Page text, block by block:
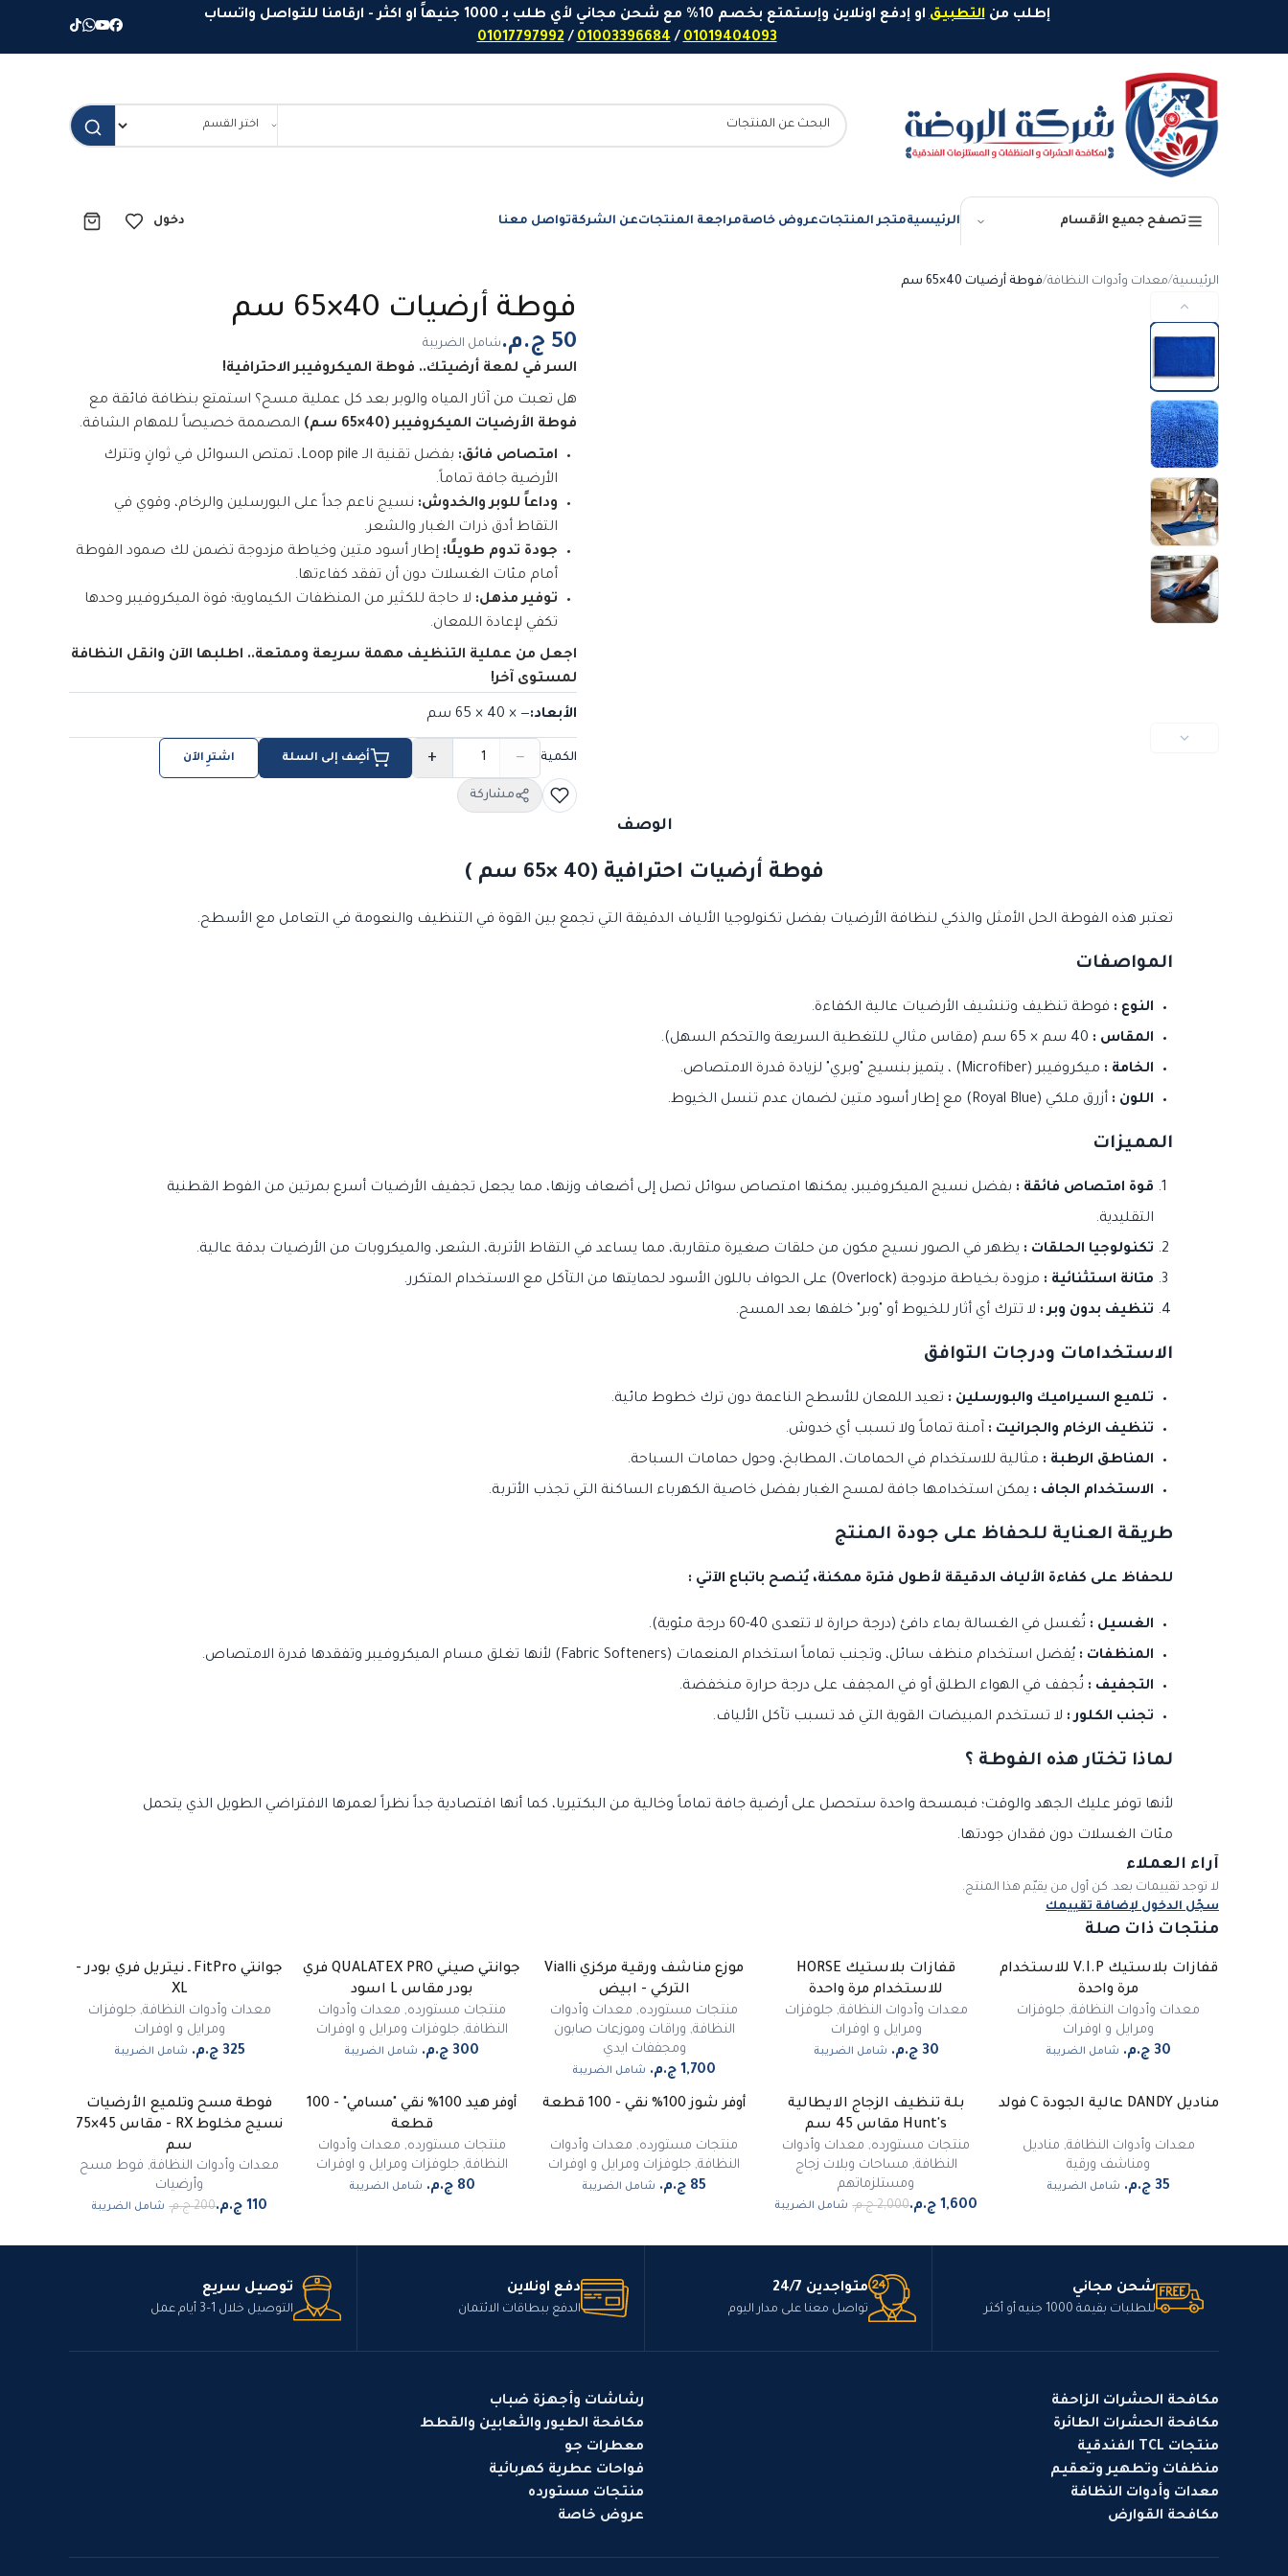
إطلب منالتطبيق او إدفع اونلاين وإستمتع بخصم 10% مع شحن مجاني لأي طلب بـ 1000 جنيهاً او اكثر - ارقامنا للتواصل واتساب
01019404093
/
01003396684
/
01017797992
تصفح جميع الأقسام الرئيسيةمتجر المنتجاتعروض خاصةمراجعة المنتجاتعن الشركةتواصل معنا دخول
الرئيسية/معدات وأدوات النظافة/فوطة أرضيات 40×65 سم
فوطة أرضيات 40×65 سم
شامل الضريبة
السر في لمعة أرضيتك.. فوطة الميكروفيبر الاحترافية!
هل تعبت من آثار المياه والوبر بعد كل عملية مسح؟ استمتع بنظافة فائقة مع
فوطة الأرضيات الميكروفيبر (40×65 سم)
المصممة خصيصاً للمهام الشاقة.
امتصاص فائق:
بفضل تقنية الـ Loop pile، تمتص السوائل في ثوانٍ وتترك
الأرضية جافة تماماً.
وداعاً للوبر والخدوش: نسيج ناعم جداً على البورسلين والرخام، وقوي في
التقاط أدق ذرات الغبار والشعر.
جودة تدوم طويلًا: إطار أسود متين وخياطة مزدوجة تضمن لك صمود الفوطة
أمام مئات الغسلات دون أن تفقد كفاءتها.
توفير مذهل: لا حاجة للكثير من المنظفات الكيماوية؛ قوة الميكروفيبر وحدها
تكفي لإعادة اللمعان.
اجعل من عملية التنظيف مهمة سريعة وممتعة.. اطلبها الآن وانقل النظافة
لمستوى آخر!
الأبعاد:
— × 40 × 65 سم
الكمية −
+ أضِف إلى السلة اشترِ الآن
مشاركة
الوصف
فوطة أرضيات احترافية (40 ×65 سم )
تعتبر هذه الفوطة الحل الأمثل والذكي لنظافة الأرضيات بفضل تكنولوجيا الألياف الدقيقة التي تجمع بين القوة في التنظيف والنعومة في التعامل مع الأسطح.
المواصفات
النوع : فوطة تنظيف وتنشيف الأرضيات عالية الكفاءة.
المقاس :
الخامة : ميكروفيبر (Microfiber) ، يتميز بنسيج "وبري" لزيادة قدرة الامتصاص.
اللون : أزرق ملكي (Royal Blue) مع إطار أسود متين لضمان عدم تنسل الخيوط.
المميزات
قوة امتصاص فائقة : بفضل نسيج الميكروفيبر، يمكنها امتصاص سوائل تصل إلى أضعاف وزنها، مما يجعل تجفيف الأرضيات أسرع بمرتين من الفوط القطنية
التقليدية.
تكنولوجيا الحلقات : يظهر في الصور نسيج مكون من حلقات صغيرة متقاربة، مما يساعد في التقاط الأتربة، الشعر، والميكروبات من الأرضيات بدقة عالية.
متانة استثنائية : مزودة بخياطة مزدوجة (Overlock) على الحواف باللون الأسود لحمايتها من التآكل مع الاستخدام المتكرر.
تنظيف بدون وبر : لا تترك أي أثار للخيوط أو "وبر" خلفها بعد المسح.
الاستخدامات ودرجات التوافق
تلميع السيراميك والبورسلين : تعيد اللمعان للأسطح الناعمة دون ترك خطوط مائية.
تنظيف الرخام والجرانيت : آمنة تماماً ولا تسبب أي خدوش.
المناطق الرطبة : مثالية للاستخدام في الحمامات، المطابخ، وحول حمامات السباحة.
الاستخدام الجاف : يمكن استخدامها جافة لمسح الغبار بفضل خاصية الكهرباء الساكنة التي تجذب الأتربة.
طريقة العناية للحفاظ على جودة المنتج
للحفاظ على كفاءة الألياف الدقيقة لأطول فترة ممكنة، يُنصح باتباع الآتي :
الغسيل : تُغسل في الغسالة بماء دافئ (درجة حرارة لا تتعدى 40-60 درجة مئوية).
المنظفات : يُفضل استخدام منظف سائل، وتجنب تماماً استخدام المنعمات (Fabric Softeners) لأنها تغلق مسام الميكروفيبر وتفقدها قدرة الامتصاص.
التجفيف : تُجفف في الهواء الطلق أو في المجفف على درجة حرارة منخفضة.
تجنب الكلور : لا تستخدم المبيضات القوية التي قد تسبب تآكل الألياف.
لماذا تختار هذه الفوطة ؟
لأنها توفر عليك الجهد والوقت؛ فبمسحة واحدة ستحصل على أرضية جافة تماماً وخالية من البكتيريا، كما أنها اقتصادية جداً نظراً لعمرها الافتراضي الطويل الذي يتحمل
مئات الغسلات دون فقدان جودتها.
آراء العملاء
لا توجد تقييمات بعد. كن أول من يقيّم هذا المنتج.
سجّل الدخول لإضافة تقييمك
منتجات ذات صلة
قفازات بلاستيك V.I.P للاستخدام
مرة واحدة
معدات وأدوات النظافة, جلوفزات
ومرايل و اوفرات
شامل الضريبة
قفازات بلاستيك HORSE
للاستخدام مرة واحدة
معدات وأدوات النظافة,جلوفزات
ومرايل و اوفرات
شامل الضريبة
موزع مناشف ورقية مركزي Vialli
التركي - ابيض
منتجات مستورده, معدات وأدوات
النظافة, وراقات وموزعات صابون
ومجففات ايدي
شامل الضريبة
جوانتي صيني QUALATEX PRO فري
بودر مقاس L اسود
منتجات مستورده, معدات وأدوات
النظافة,جلوفزات ومرايل و اوفرات
شامل الضريبة
جوانتي FitPro ـ نيتريل فري بودر -
XL
معدات وأدوات النظافة,جلوفزات
ومرايل و اوفرات
شامل الضريبة
مناديل DANDY عالية الجودة C فولد
معدات وأدوات النظافة, مناديل
ومناشف ورقية
شامل الضريبة
20
بلة تنظيف الزجاج الايطالية
Hunt's مقاس 45 سم
منتجات مستورده, معدات وأدوات
النظافة, مساحات وبلات زجاج
ومستلزماتهم
‏2,000 ج.م.‏ شامل الضريبة
أوفر شوز 100% نقي - 100 قطعة
منتجات مستورده, معدات وأدوات
النظافة, جلوفزات ومرايل و اوفرات
شامل الضريبة
أوفر هيد 100% نقي "مسامي" - 100
قطعة
منتجات مستورده, معدات وأدوات
النظافة,جلوفزات ومرايل و اوفرات
شامل الضريبة
45
مميز
فوطة مسح وتلميع الأرضيات
نسيج مخلوط RX - مقاس 45×75
سم
معدات وأدوات النظافة, فوط مسح
وأرضيات
شامل الضريبة
شحن مجاني
للطلبات بقيمة 1000 جنيه أو أكثر
متواجدين 24/7
تواصل معنا على مدار اليوم
دفع اونلاين
الدفع ببطاقات الائتمان
توصيل سريع
التوصيل خلال 1–3 أيام عمل
مكافحة الحشرات الزاحفة
مكافحة الحشرات الطائرة
منتجات TCL الفندقية
منظفات وتطهير وتعقيم
معدات وأدوات النظافة
مكافحة القوارض
رشاشات وأجهزة ضباب
مكافحة الطيور والثعابين والقطط
معطرات جو
فواحات عطرية كهربائية
منتجات مستورده
عروض خاصة